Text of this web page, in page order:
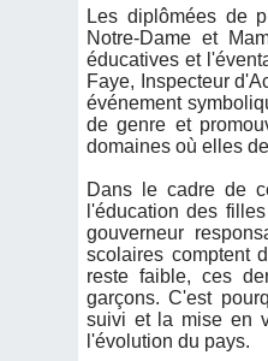
Les diplômées de
Notre-Dame et
éducatives et
Faye, Inspecteur
événement
de genre et
domaines où elles
Dans le cadre de
l'éducation des
gouverneur
scolaires comptent
reste faible, ces
garçons. C'est
suivi et la mise en
l'évolution du pays.